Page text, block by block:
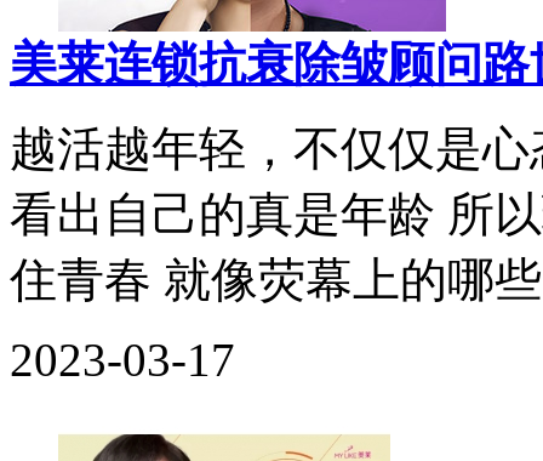
美莱连锁抗衰除皱顾问
越活越年轻，不仅仅是
看出自己的真是年龄 所
住青春 就像荧幕上的哪
2023-03-17